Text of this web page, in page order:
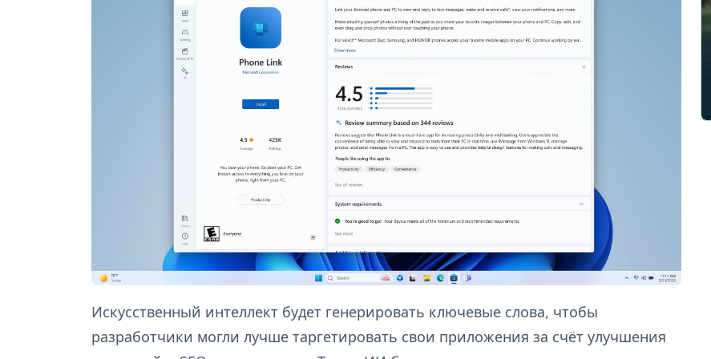
Искусственный интеллект будет генерировать ключевые слова, чтобы
разработчики могли лучше таргетировать свои приложения за счёт улучшения